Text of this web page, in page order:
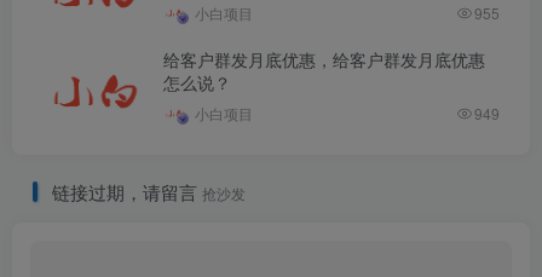
小白项目 955
给客户群发月底优惠，给客户群发月底优惠
怎么说？
小白项目 949
链接过期，请留言 抢沙发